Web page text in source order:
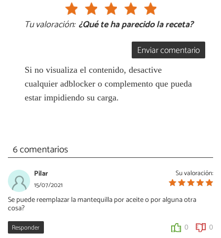
Tu valoración: ¿Qué te ha parecido la receta?
Enviar comentario
Si no visualiza el contenido, desactive
cualquier adblocker o complemento que pueda
estar impidiendo su carga.
6 comentarios
Su valoración:
Pilar
15/07/2021
Se puede reemplazar la mantequilla por aceite o por alguna otra
cosa?
Responder 0 0